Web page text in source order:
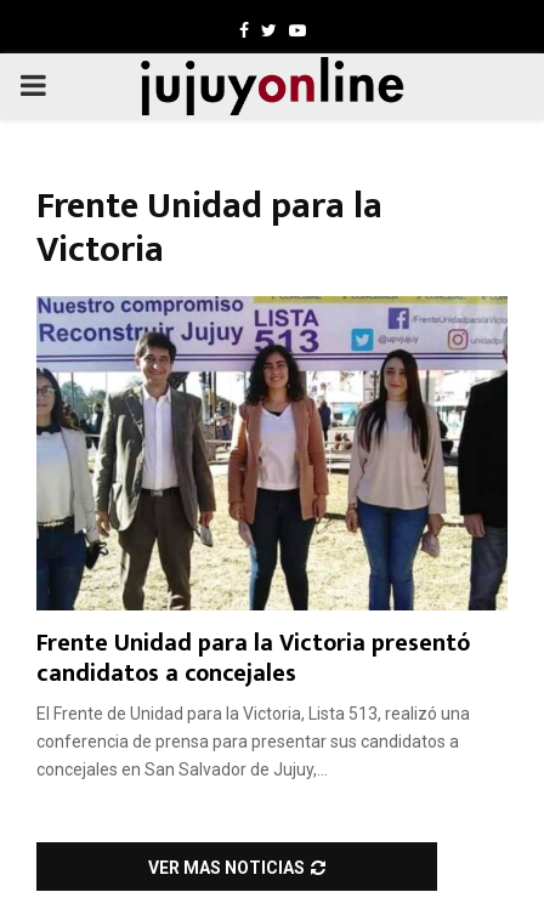
Facebook
TwitterYoutube
PRIMARY
Frente Unidad para la
Victoria
Frente Unidad para la Victoria presentó
candidatos a concejales
El Frente de Unidad para la Victoria, Lista 513, realizó una
conferencia de prensa para presentar sus candidatos a
concejales en San Salvador de Jujuy,...
VER MAS NOTICIAS